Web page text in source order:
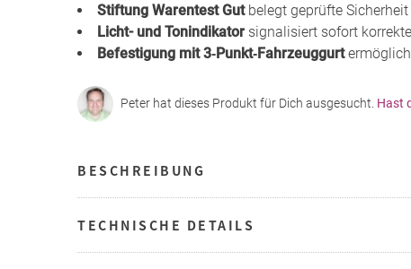
Stiftung Warentest Gutbelegt geprüfte
Licht- und Tonindikator signalisiert sofort
Befestigung mit 3‑Punkt‑Fahrzeuggurt
Peter hat dieses Produkt für Dich ausgesucht. Hast
BESCHREIBUNG
TECHNISCHE DETAILS